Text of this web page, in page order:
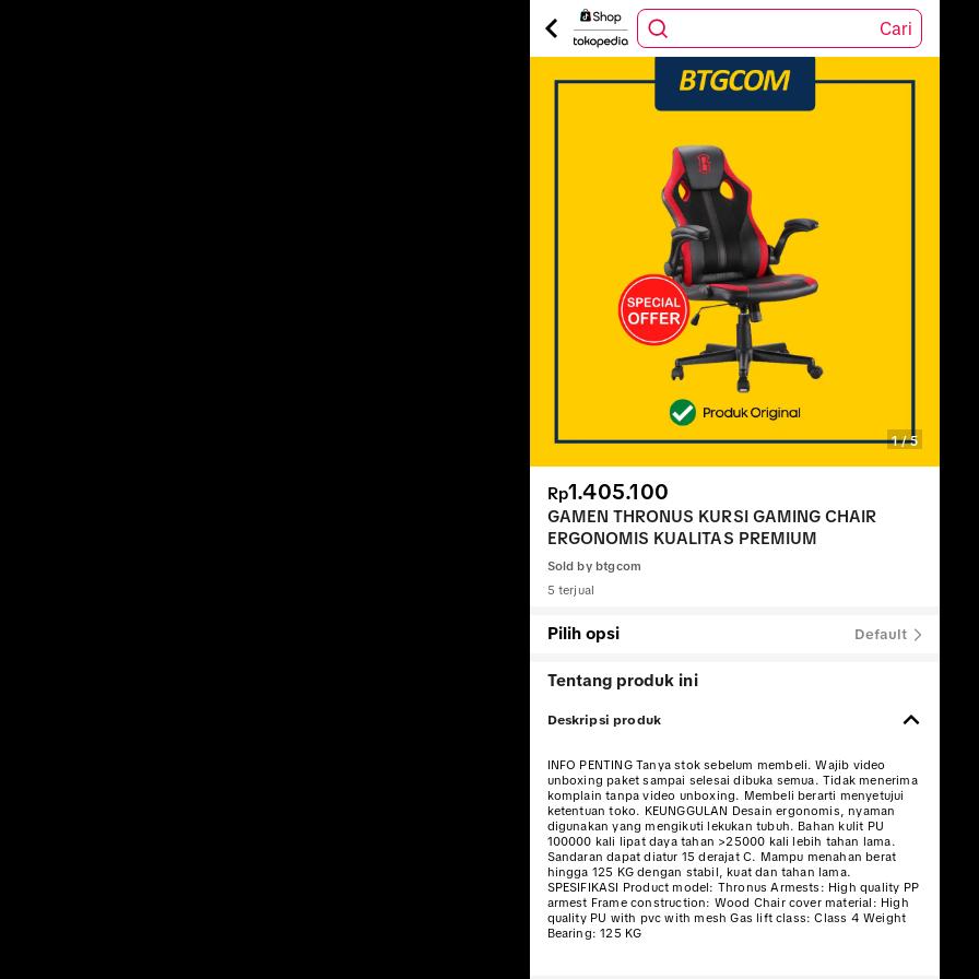
Cari
1/5
Rp1.405.100
GAMEN THRONUS KURSI GAMING CHAIR
ERGONOMIS KUALITAS PREMIUM
Sold by btgcom
5 terjual
Pilih opsi Default
Tentang produk ini
Deskripsi produk
INFO PENTING Tanya stok sebelum membeli. Wajib video
unboxing paket sampai selesai dibuka semua. Tidak menerima
komplain tanpa video unboxing. Membeli berarti menyetujui
ketentuan toko. KEUNGGULAN Desain ergonomis, nyaman
digunakan yang mengikuti lekukan tubuh. Bahan kulit PU
100000 kali lipat daya tahan >25000 kali lebih tahan lama.
Sandaran dapat diatur 15 derajat C. Mampu menahan berat
hingga 125 KG dengan stabil, kuat dan tahan lama.
SPESIFIKASI Product model: Thronus Armests: High quality PP
armest Frame construction: Wood Chair cover material: High
quality PU with pvc with mesh Gas lift class: Class 4 Weight
Bearing: 125 KG